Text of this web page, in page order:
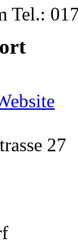
Tel.:
27